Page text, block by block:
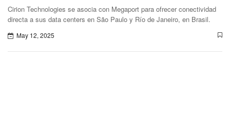
Cirion Technologies se asocia con Megaport para ofrecer conectividad
directa a sus data centers en São Paulo y Río de Janeiro, en Brasil.
May 12, 2025